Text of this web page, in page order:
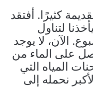
كثيرًا. أفتقد
لتناول
الآن، لا يوجد
على الماء من
المياه التي
نحمله إلى